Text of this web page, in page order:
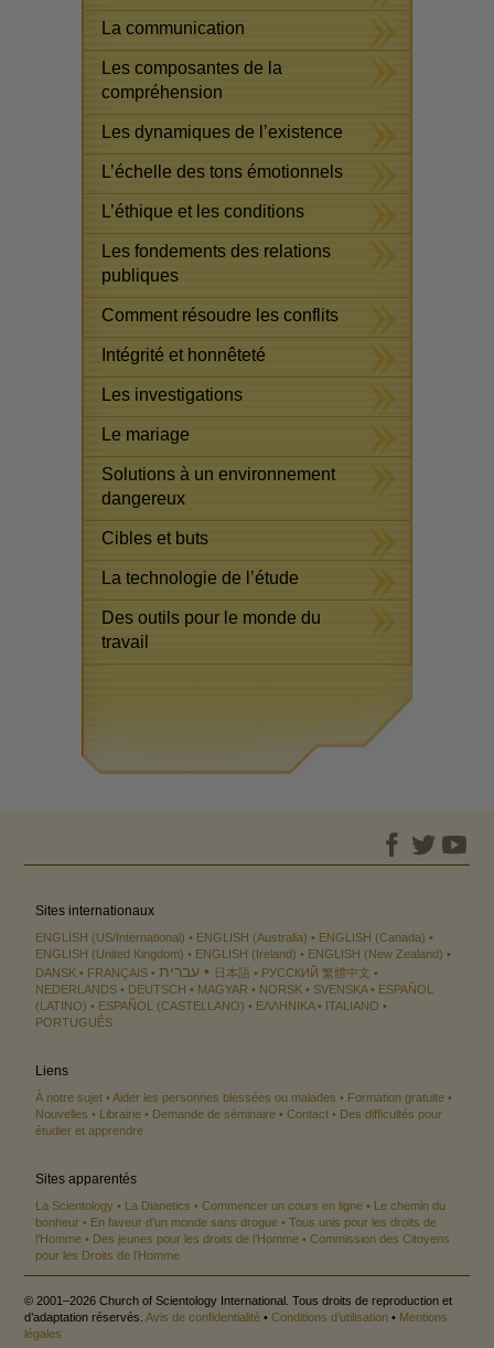
La communication
Les composantes de la
compréhension
Les dynamiques de l’existence
L’échelle des tons émotionnels
L’éthique et les conditions
Les fondements des relations
publiques
Comment résoudre les conflits
Intégrité et honnêteté
Les investigations
Le mariage
Solutions à un environnement
dangereux
Cibles et buts
La technologie de l’étude
Des outils pour le monde du
travail
Sites internationaux
ENGLISH (US/International) ENGLISH (Australia)
ENGLISH (Canada)
ENGLISH (United Kingdom)
ENGLISH (Ireland)
ENGLISH (New Zealand)
DANSK
FRANÇAIS עברית 日本語 РУССКИЙ 繁體中文
NEDERLANDS
DEUTSCH MAGYAR NORSK SVENSKA
ESPAÑOL
(LATINO)
ESPAÑOL (CASTELLANO) ΕΛΛΗΝΙΚA
ITALIANO
PORTUGUÊS
Liens
À notre sujet Aider les personnes blessées ou malades
Formation gratuite
Nouvelles
Librairie Demande de séminaire Contact
Des difficultés pour
étudier et apprendre
Sites apparentés
La Scientology La Dianetics Commencer un cours en ligne
Le chemin du
bonheur
En faveur d’un monde sans drogue
Tous unis pour les droits de
l’Homme
Des jeunes pour les droits de l’Homme
Commission des Citoyens
pour les Droits de l’Homme
© 2001–2026 Church of Scientology International. Tous droits de reproduction et
d’adaptation réservés.Avis de confidentialité •Conditions d’utilisation • Mentions
légales